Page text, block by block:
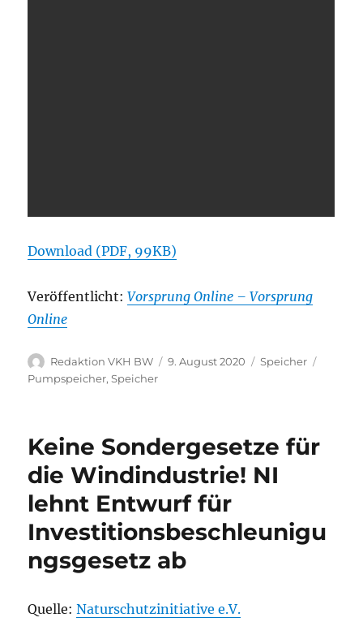
Download (PDF, 99KB)
Veröffentlicht:Vorsprung Online – Vorsprung
Online
Autor
Redaktion VKH BW
Veröffentlicht
9. August 2020 Kategorien
Speicher
Pumpspeicher,Speicher
Keine Sondergesetze für
die Windindustrie! NI
lehnt Entwurf für
Investitionsbeschleunigu
ngsgesetz ab
Quelle:Naturschutzinitiative e.V.